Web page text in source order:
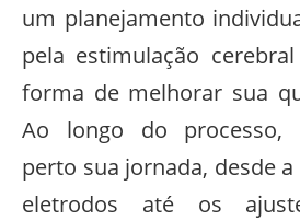
um planejamento
pela estimulação
forma de melhorar sua
Ao longo do processo,
perto sua jornada, desde
eletrodos até os